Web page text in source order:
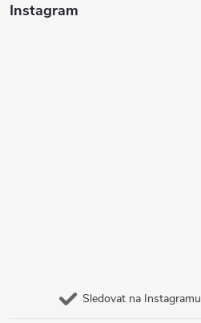
Instagram
Sledovat na Instagramu